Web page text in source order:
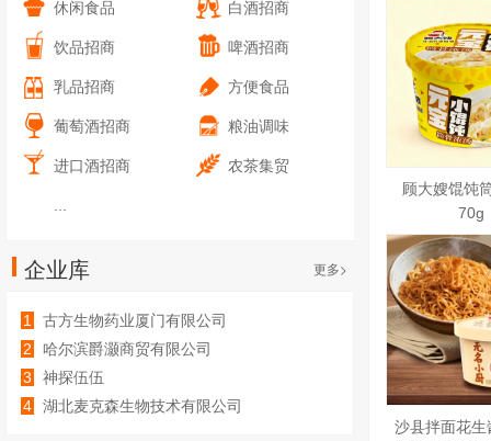
顾大嫂馄饨
70g
沙县拌面花生
休闲食品 白酒招商
饮品招商 啤酒招商
乳品招商 方便食品
葡萄酒招商 粮油调味
进口酒招商 农茶集贸
企业库 更多>
1
古方生物药业厦门有限公司
2
哈尔滨爵灏商贸有限公司
3
神探伍伍
4
湖北麦克森生物技术有限公司